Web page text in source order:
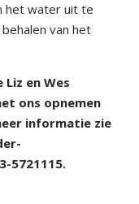
het water uit te
van het
en Wes
ons opnemen
informatie zie
5721115.